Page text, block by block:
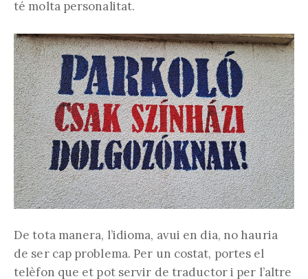
té molta personalitat.
De tota manera, l’idioma, avui en dia, no hauria
de ser cap problema. Per un costat, portes el
telèfon que et pot servir de traductor i per l’altre